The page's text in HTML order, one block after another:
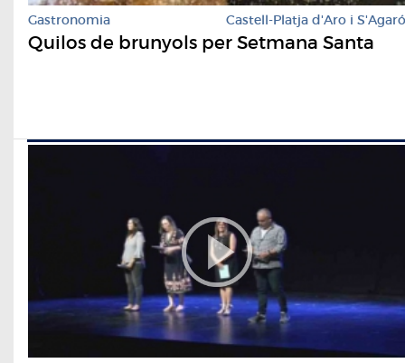
Gastronomia Castell-Platja d'Aro i S'Agaró
Quilos de brunyols per Setmana Santa